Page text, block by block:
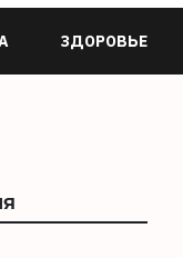
ЗДОРОВЬЕ